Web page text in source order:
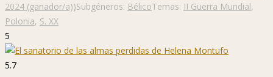
2024 (ganador/a))Subgéneros: BélicoTemas: II Guerra Mundial,
Polonia, S. XX
5
5.7